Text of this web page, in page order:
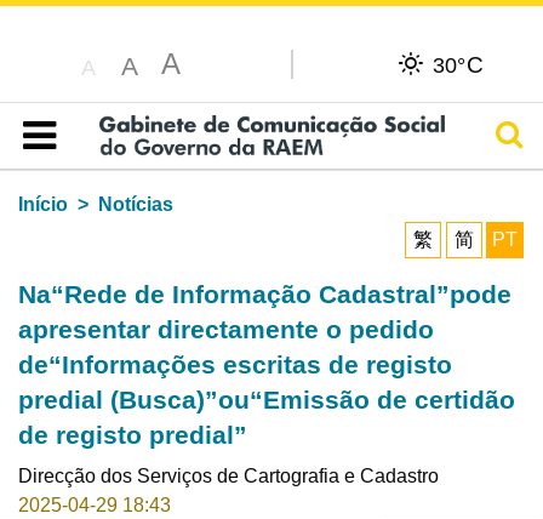
A A A 30°C
Índice
Início
Notícias
繁
简 PT
Na“Rede de Informação Cadastral”pode
apresentar directamente o pedido
de“Informações escritas de registo
predial (Busca)”ou“Emissão de certidão
de registo predial”
Direcção dos Serviços de Cartografia e Cadastro
2025-04-29 18:43